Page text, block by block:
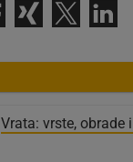
Vrata: vrste, obrade